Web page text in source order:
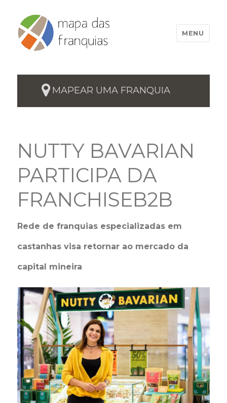
MENU
MAPEAR UMA FRANQUIA
NUTTY BAVARIAN
PARTICIPA DA
FRANCHISEB2B
Rede de franquias especializadas em
castanhas visa retornar ao mercado da
capital mineira